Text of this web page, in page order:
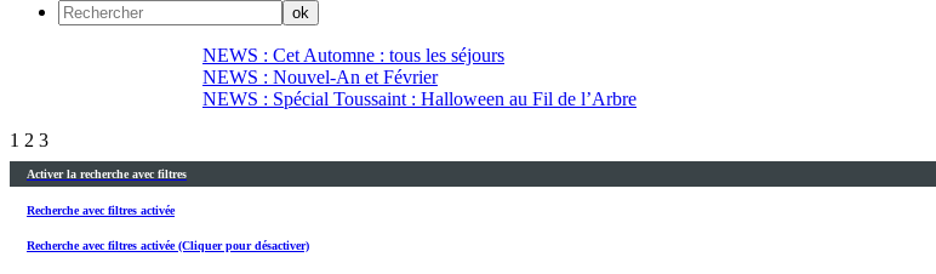
NEWS : Cet Automne : tous les séjours
NEWS : Nouvel-An et Février
NEWS : Spécial Toussaint : Halloween au Fil de l’Arbre
1 2 3
Activer la recherche avec filtres
Recherche avec filtres activée
Recherche avec filtres activée (Cliquer pour désactiver)